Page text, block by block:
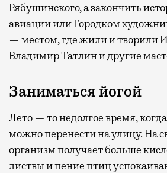
Рябушинского, а закончить
авиации или Городком
— местом, где жили и творили
Владимир Татлин и другие
Заниматься йогой
Лето — то недолгое время,
можно перенести на улицу. На
организм получает больше
листвы и пение птиц